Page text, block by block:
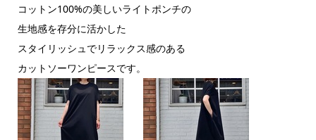
コットン100%の美しいライトポンチの
生地感を存分に活かした
スタイリッシュでリラックス感のある
カットソーワンピースです。